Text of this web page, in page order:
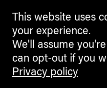
This website uses
your experience.
We'll assume
can opt-out if you
Privacy policy